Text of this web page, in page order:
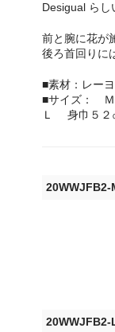
Desigual らし
前と腕に花が
後ろ首回りに
■素材：レー
■サイズ：
Ｌ 身巾５２
20WWJFB2-
20WWJFB2-